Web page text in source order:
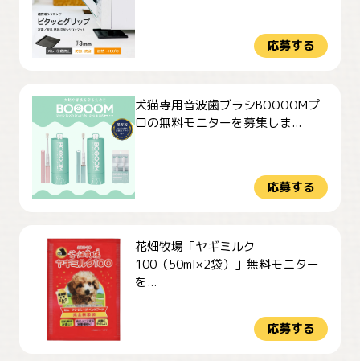
応募する
犬猫専用音波歯ブラシBOOOOMプ
ロの無料モニターを募集しま...
応募する
花畑牧場「ヤギミルク
100（50ml×2袋）」無料モニター
を...
応募する